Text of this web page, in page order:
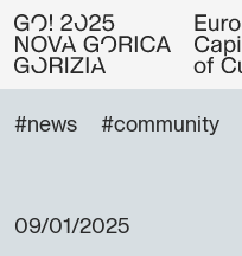
#news #community
09/01/2025